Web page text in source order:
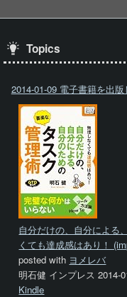
Topics
2014-01-09 電子書籍を出
自分だけの、自分によ
くても達成感はあり！
posted with ヨメレバ
明石健 インプレス 2014-
Kindle